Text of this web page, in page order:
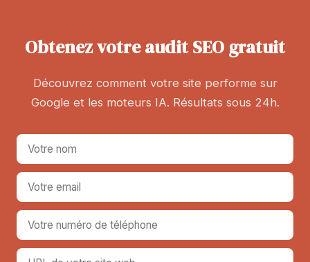
Obtenez votre audit SEO gratuit
Découvrez comment votre site performe sur
Google et les moteurs IA. Résultats sous 24h.